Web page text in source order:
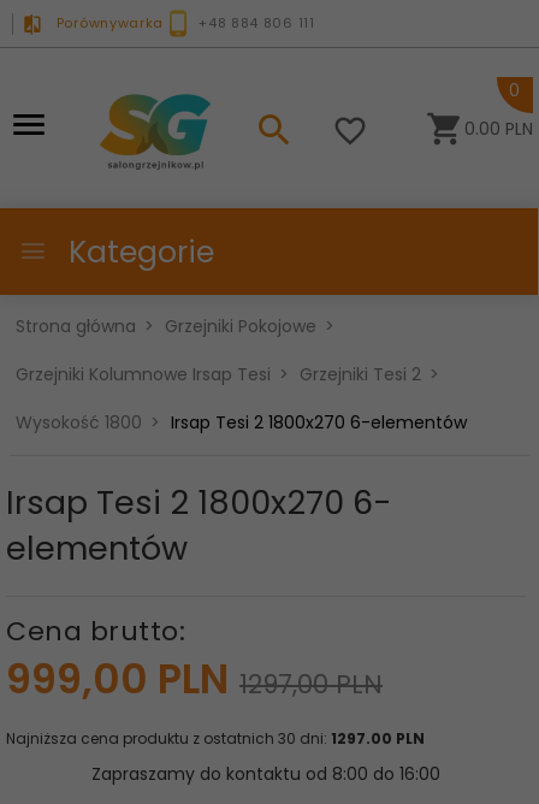
Porównywarka +48 884 806 111
0.00 PLN
0
Kategorie
Strona główna
Grzejniki Pokojowe
Grzejniki Kolumnowe Irsap Tesi
Grzejniki Tesi 2
Wysokość 1800
Irsap Tesi 2 1800x270 6-elementów
Irsap Tesi 2 1800x270 6-
elementów
Cena brutto:
999,00 PLN 1297,00 PLN
Najniższa cena produktu z ostatnich 30 dni: 1297.00 PLN
Zapraszamy do kontaktu od 8:00 do 16:00